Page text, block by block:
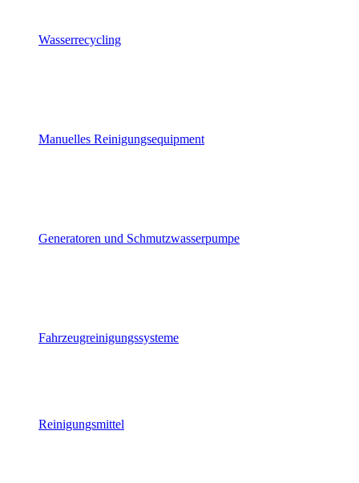
Wasserrecycling
Manuelles Reinigungsequipment
Generatoren und Schmutzwasserpumpe
Fahrzeugreinigungssysteme
Reinigungsmittel